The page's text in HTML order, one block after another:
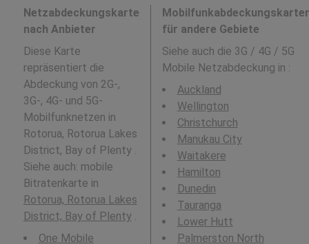
Netzabdeckungskarte
nach Anbieter
Diese Karte
repräsentiert die
Abdeckung von 2G-,
3G-, 4G- und 5G-
Mobilfunknetzen in
Rotorua, Rotorua Lakes
District, Bay of Plenty .
Siehe auch: mobile
Bitratenkarte in
Rotorua, Rotorua Lakes
District, Bay of Plenty.
One Mobile
für andere Gebiete
Siehe auch die 3G / 4G / 5G
Mobile Netzabdeckung in :
Auckland
Wellington
Christchurch
Manukau City
Waitakere
Hamilton
Dunedin
Tauranga
Lower Hutt
Palmerston North